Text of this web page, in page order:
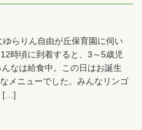
ゆらりん自由が丘保育園に伺い
時頃に到着すると、3～5歳児
なは給食中。この日はお誕生
メニューでした。みんなリンゴ
[…]